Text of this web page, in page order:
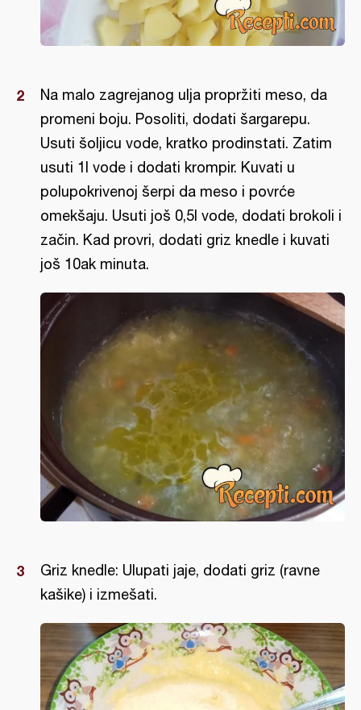
Na malo zagrejanog ulja propržiti meso, da
promeni boju. Posoliti, dodati šargarepu.
Usuti šoljicu vode, kratko prodinstati. Zatim
usuti 1l vode i dodati krompir. Kuvati u
polupokrivenoj šerpi da meso i povrće
omekšaju. Usuti još 0,5l vode, dodati brokoli i
začin. Kad provri, dodati griz knedle i kuvati
još 10ak minuta.
Griz knedle: Ulupati jaje, dodati griz (ravne
kašike) i izmešati.